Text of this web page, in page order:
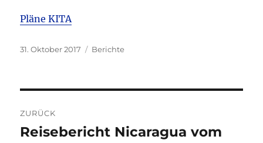
Pläne KITA
Veröffentlicht
31. Oktober 2017 Kategorien
Berichte
ZURÜCK
Vorheriger
Reisebericht Nicaragua vom